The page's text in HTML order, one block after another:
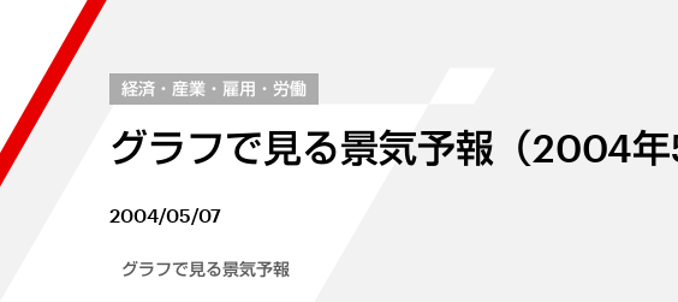
経済・産業・雇用・労働
グラフで見る景気予報（2004年
2004/05/07
グラフで見る景気予報